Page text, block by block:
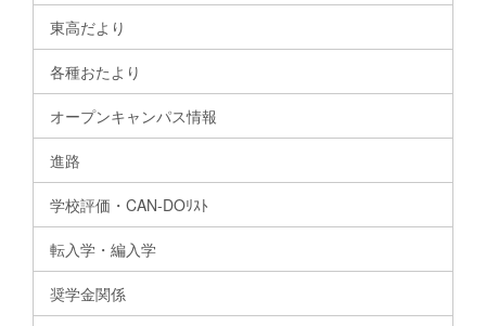
東高だより
各種おたより
オープンキャンパス情報
進路
学校評価・CAN-DOﾘｽﾄ
転入学・編入学
奨学金関係